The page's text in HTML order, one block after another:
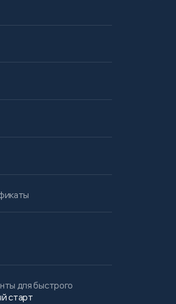
для быстрого
старт